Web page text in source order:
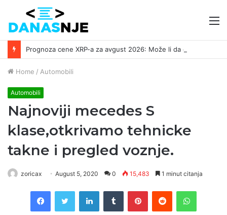
Home / Automobili
Automobili
Najnoviji mecedes S
klase,otkrivamo tehnicke
takne i pregled voznje.
zoricax August 5, 2020 0 15,483 1 minut citanja
FacebookTwitter LinkedInTumblr PinterestReddit